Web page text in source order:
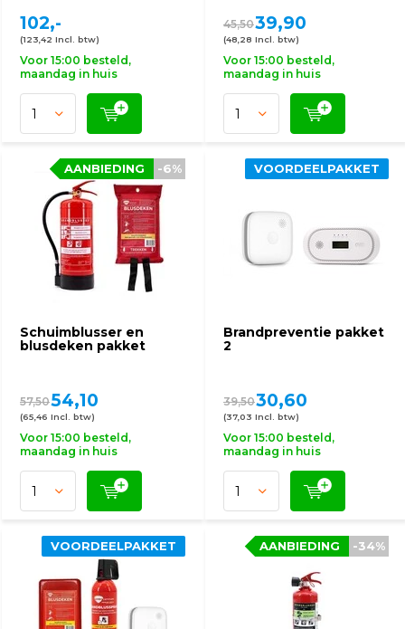
102,-
(123,42 Incl. btw)
Voor 15:00 besteld,
maandag in huis
45,5039,90
(48,28 Incl. btw)
Voor 15:00 besteld,
maandag in huis
Schuimblusser en
blusdeken pakket
-6%
AANBIEDING
57,5054,10
(65,46 Incl. btw)
Voor 15:00 besteld,
maandag in huis
Brandpreventie pakket
2
VOORDEELPAKKET
39,5030,60
(37,03 Incl. btw)
Voor 15:00 besteld,
maandag in huis
VOORDEELPAKKET -34%
AANBIEDING